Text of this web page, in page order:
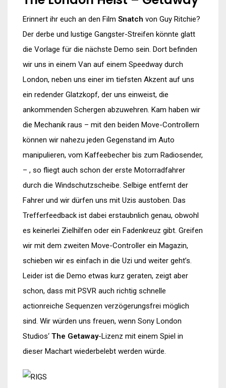
Erinnert ihr euch an den Film Snatch von Guy Ritchie?
Der derbe und lustige Gangster-Streifen könnte glatt
die Vorlage für die nächste Demo sein. Dort befinden
wir uns in einem Van auf einem Speedway durch
London, neben uns einer im tiefsten Akzent auf uns
ein redender Glatzkopf, der uns einweist, die
ankommenden Schergen abzuwehren. Kam haben wir
die Mechanik raus – mit den beiden Move-Controllern
können wir nahezu jeden Gegenstand im Auto
manipulieren, vom Kaffeebecher bis zum Radiosender,
– , so fliegt auch schon der erste Motorradfahrer
durch die Windschutzscheibe. Selbige entfernt der
Fahrer und wir dürfen uns mit Uzis austoben. Das
Trefferfeedback ist dabei erstaubnlich genau, obwohl
es keinerlei Zielhilfen oder ein Fadenkreuz gibt. Greifen
wir mit dem zweiten Move-Controller ein Magazin,
schieben wir es einfach in die Uzi und weiter geht’s.
Leider ist die Demo etwas kurz geraten, zeigt aber
schon, dass mit PSVR auch richtig schnelle
actionreiche Sequenzen verzögerungsfrei möglich
sind. Wir würden uns freuen, wenn Sony London
Studios‘ The Getaway-Lizenz mit einem Spiel in
dieser Machart wiederbelebt werden würde.